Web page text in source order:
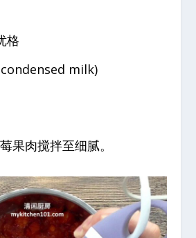
格
milk)
果肉搅拌至细腻。